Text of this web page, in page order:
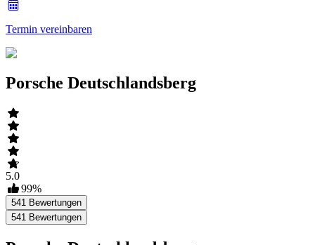
Termin vereinbaren
Porsche Deutschlandsberg
5.0
99%
541 Bewertungen
541 Bewertungen